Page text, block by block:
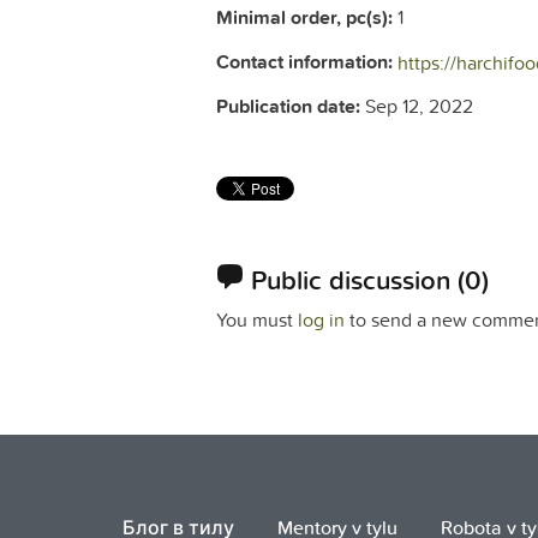
Minimal order, pc(s):1
Contact information: https://
Publication date: Sep 12, 2022
Public discussion (0)
You must log in to send a new
Блог в тилу Mentory v tylu Robota v